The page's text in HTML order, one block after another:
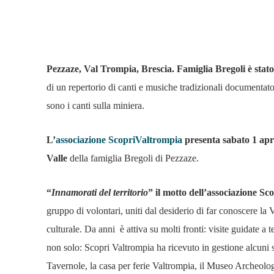
Pezzaze, Val Trompia, Brescia. Famiglia Bregoli è
di un repertorio di canti e musiche tradizionali
sono i canti sulla miniera.
L’associazione ScopriValtrompia presenta sabato 1
Valle della famiglia Bregoli di Pezzaze.
“Innamorati del territorio” il motto dell’associazione
gruppo di volontari, uniti dal desiderio di far conoscere la
culturale. Da anni è attiva su molti fronti: visite guidate a
non solo: Scopri Valtrompia ha ricevuto in gestione
Tavernole, la casa per ferie Valtrompia, il Museo